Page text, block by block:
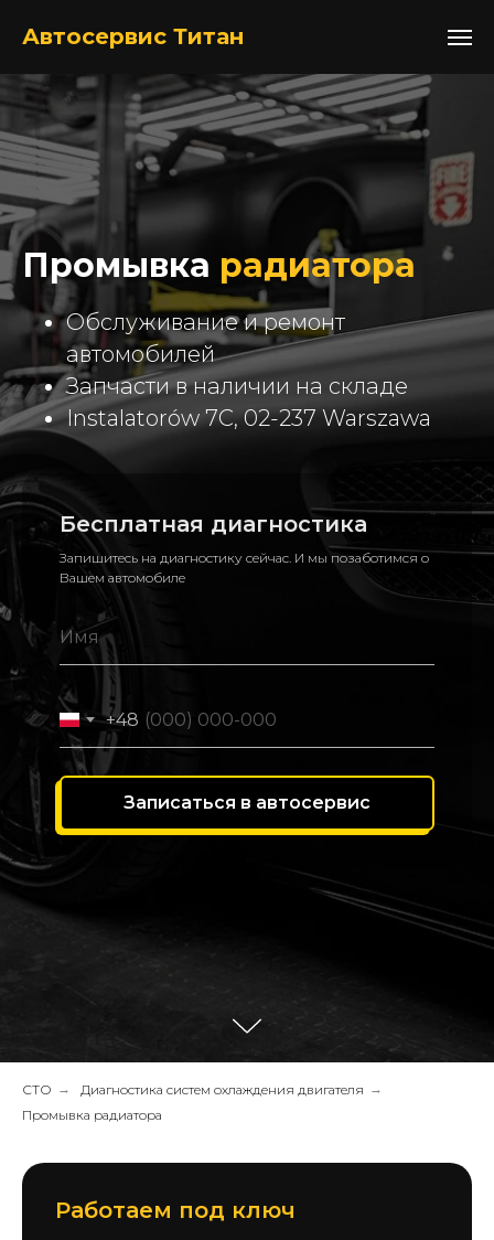
Автосервис Титан+48517052105
Промывка радиатора
Обслуживание и ремонт
автомобилей
Запчасти в наличии на складе
Instalatorów 7C, 02-237 Warszawa
Бесплатная диагностика
Запишитесь на диагностику сейчас. И мы позаботимся о
Вашем автомобиле
+48
Записаться в автосервис
СТО → Диагностика систем охлаждения двигателя →
Промывка радиатора
Работаем под ключ